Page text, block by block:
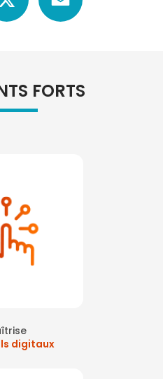
FORTS
digitaux